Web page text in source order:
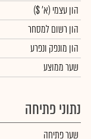
הון עצמי (א' $)
הון רשום למסחר
הון מונפק ונפרע
שער ממוצע
נתוני פתיחה
שער פתיחה